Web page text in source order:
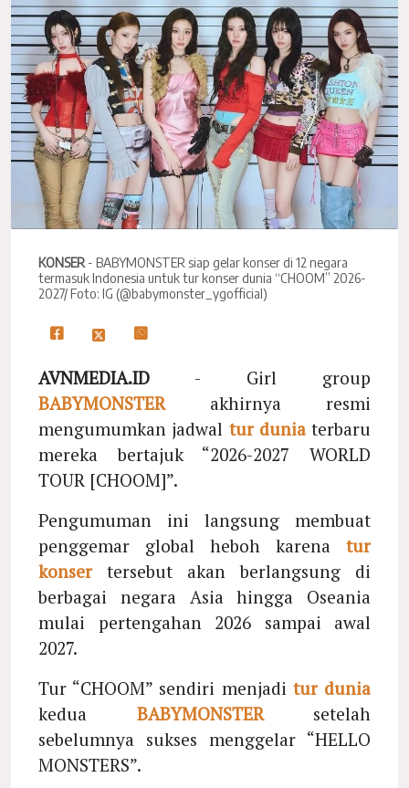
KONSER - BABYMONSTER siap gelar konser di 12 negara
termasuk Indonesia untuk tur konser dunia “CHOOM” 2026-
2027/ Foto: IG (@babymonster_ygofficial)
AVNMEDIA.ID - Girl group
BABYMONSTERakhirnya resmi
mengumumkan jadwal tur duniaterbaru
mereka bertajuk “2026-2027 WORLD
TOUR [CHOOM]”.
Pengumuman ini langsung membuat
penggemar global heboh karena tur
konsertersebut akan berlangsung di
berbagai negara Asia hingga Oseania
mulai pertengahan 2026 sampai awal
2027.
Tur “CHOOM” sendiri menjadi tur dunia
kedua BABYMONSTERsetelah
sebelumnya sukses menggelar “HELLO
MONSTERS”.